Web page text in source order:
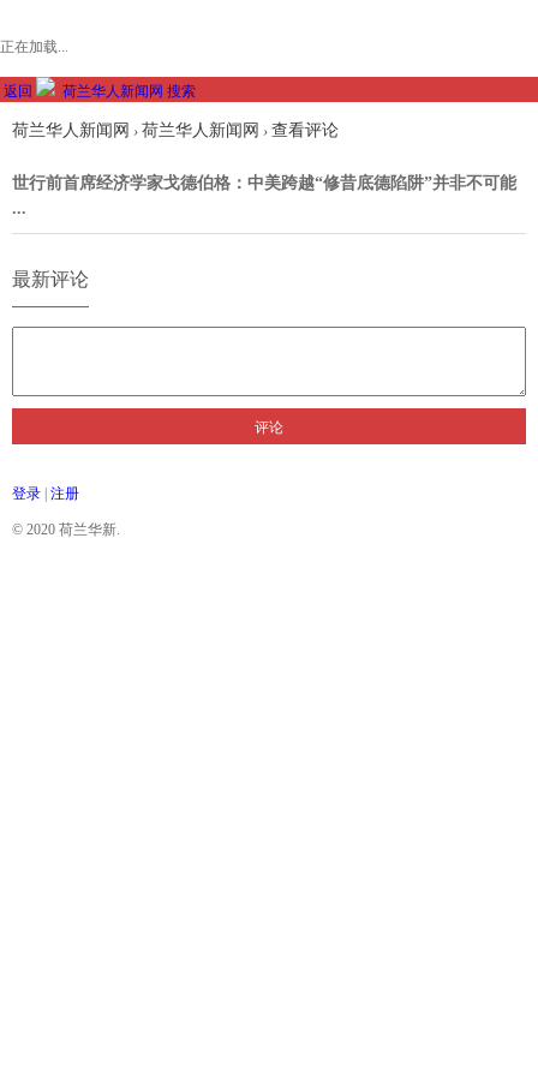
正在加载...
返回 荷兰华人新闻网 搜索
荷兰华人新闻网 › 荷兰华人新闻网 › 查看评论
世行前首席经济学家戈德伯格：中美跨越“修昔底德陷阱”并非不可能
...
最新评论
评论
登录 注册
© 2020 荷兰华新.